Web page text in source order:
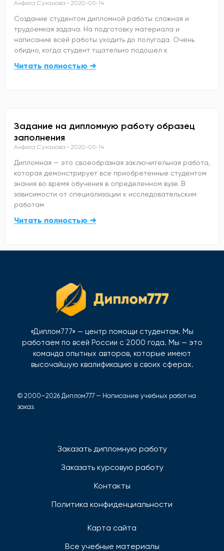
Анфиса Суханова 2020-05-14
Создание студентом дипломной работы сложная и
трудоемкая задача. На подготовку материала и
написание всей работы уходить до полугода. Очень
обидно, когда студент тщательно подошел к
Читать полностью ➜
Задание на дипломную работу образец
заполнения
Анфиса Суханова 2020-05-14
Дипломная — это своеобразная заключительная работа,
которая демонстрирует все приобретенные студентом
знания во время обучения в определенном вузе. В
зависимости от специализации к исследовательским
работам
Читать полностью ➜
«Диплом777» — центр помощи студентам. Мы
работаем по всей России с 2000 года. Мы — это
команда опытных авторов, которые имеют
высочайшую квалификацию в своих сферах.
© 2000–2026 Диплом777 — Написание учебных работ на
заказ.
Заказать дипломную работу
Заказать курсовую работу
Контакты
Политика конфиденциальности
Карта сайта
Все учебные материалы